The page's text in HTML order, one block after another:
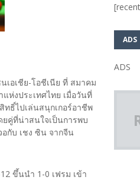
เอเชีย-โอชีเนีย ที่ สมาคม
ห่งประเทศไทย เมื่อวันที่
ทธิ์ไปเล่นสนุกเกอร์อาชีพ
ยคู่ที่น่าสนใจเป็นการพบ
กับ เชง ซิน จากจีน
ขึ้นนำ 1-0 เฟรม เข้า
ADS
ADS